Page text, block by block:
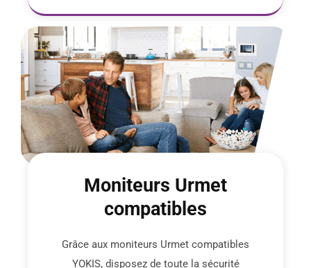
Moniteurs Urmet
compatibles
Grâce aux moniteurs Urmet compatibles
YOKIS, disposez de toute la sécurité